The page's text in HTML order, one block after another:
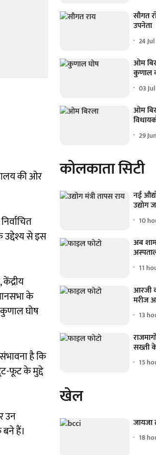
की ओर
उद्देश्य से इस
के
कुणाल घोष
है कि
फूट के मुद्दे
उन
हैं।
सौगत
उपनेता
24
ओम
कुणाल
03
ओम
29
कोलकाता सिटी
नई
10
अब
11
आरजी
मरीज
13
सख्ती
15
खेल
18